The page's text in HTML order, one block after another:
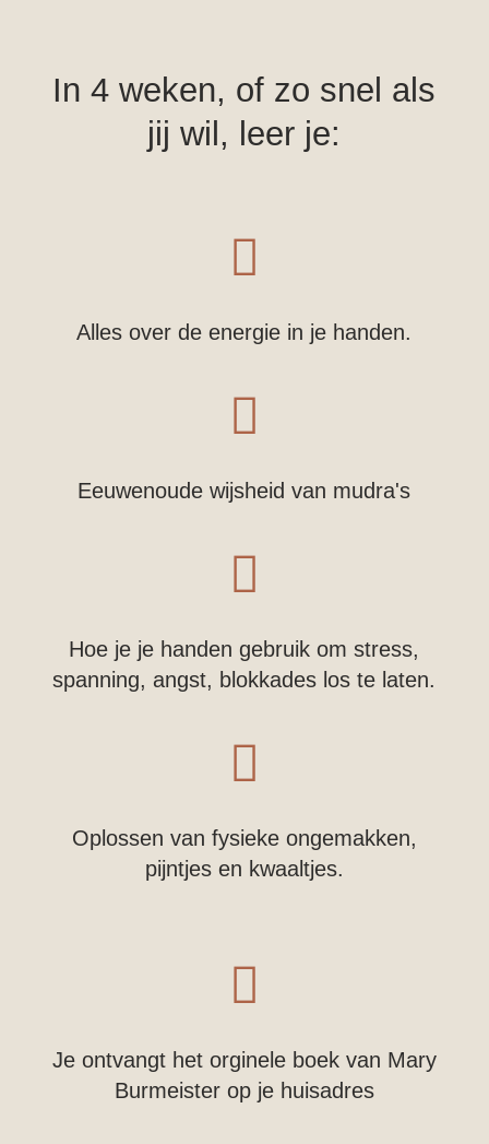
In 4 weken, of zo snel als
jij wil, leer je:

Alles over de energie in je handen.

Eeuwenoude wijsheid van mudra's

Hoe je je handen gebruik om stress,
spanning, angst, blokkades los te laten.

Oplossen van fysieke ongemakken,
pijntjes en kwaaltjes.

Je ontvangt het orginele boek van Mary
Burmeister op je huisadres